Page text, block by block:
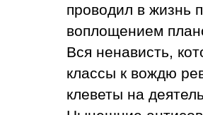
проводил в жизнь
воплощением
Вся ненависть,
классы к вождю
клеветы на